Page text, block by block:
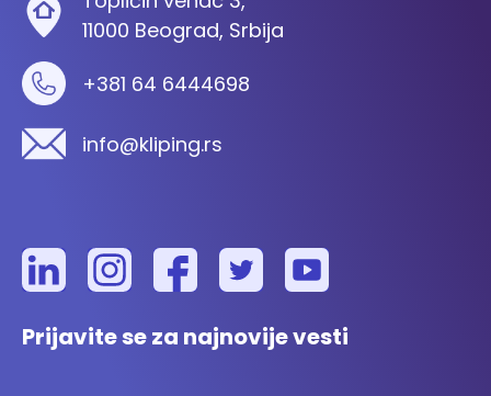
11000 Beograd, Srbija
+381 64 6444698
info@kliping.rs
Prijavite se za najnovije vesti